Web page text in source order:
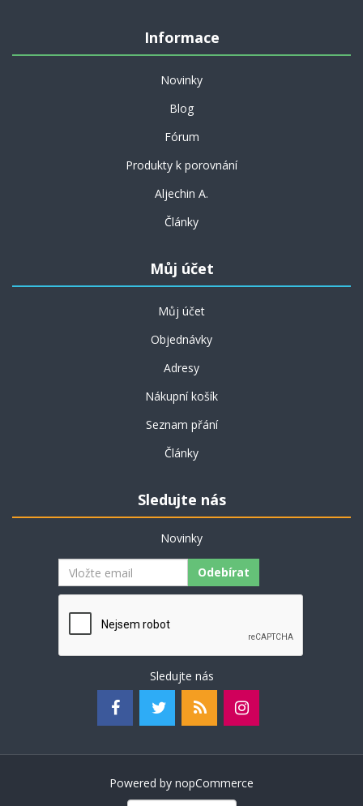
Informace
Novinky
Blog
Fórum
Produkty k porovnání
Aljechin A.
Články
Můj účet
Můj účet
Objednávky
Adresy
Nákupní košík
Seznam přání
Články
Sledujte nás
Novinky
Odebírat
Sledujte nás
Powered by nopCommerce